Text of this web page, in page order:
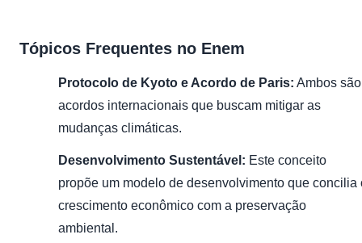
Tópicos Frequentes no Enem
Protocolo de Kyoto e Acordo de Paris: Ambos são
acordos internacionais que buscam mitigar as
mudanças climáticas.
Desenvolvimento Sustentável: Este conceito
propõe um modelo de desenvolvimento que concilia
crescimento econômico com a preservação
ambiental.